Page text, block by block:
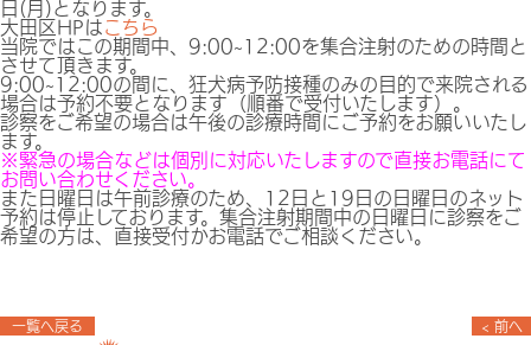
日(月)となります。
大田区HPはこちら
当院ではこの期間中、9:00~12:00を集合注射のための時間と
させて頂きます。
9:00~12:00の間に、狂犬病予防接種のみの目的で来院される
場合は予約不要となります（順番で受付いたします）。
診察をご希望の場合は午後の診療時間にご予約をお願いいたし
ます。
※緊急の場合などは個別に対応いたしますので直接お電話にて
お問い合わせください。
また日曜日は午前診療のため、12日と19日の日曜日のネット
予約は停止しております。集合注射期間中の日曜日に診察をご
希望の方は、直接受付かお電話でご相談ください。
一覧へ戻る < 前へ